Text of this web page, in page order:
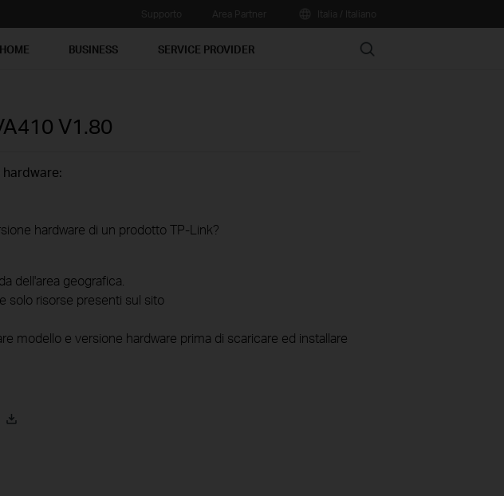
BUSINESS SERVICE PROVIDER Search
V1.80
hardware di un prodotto TP-Link?
dell'area geografica.
solo risorse presenti sul sito
modello e versione hardware prima di scaricare ed installare